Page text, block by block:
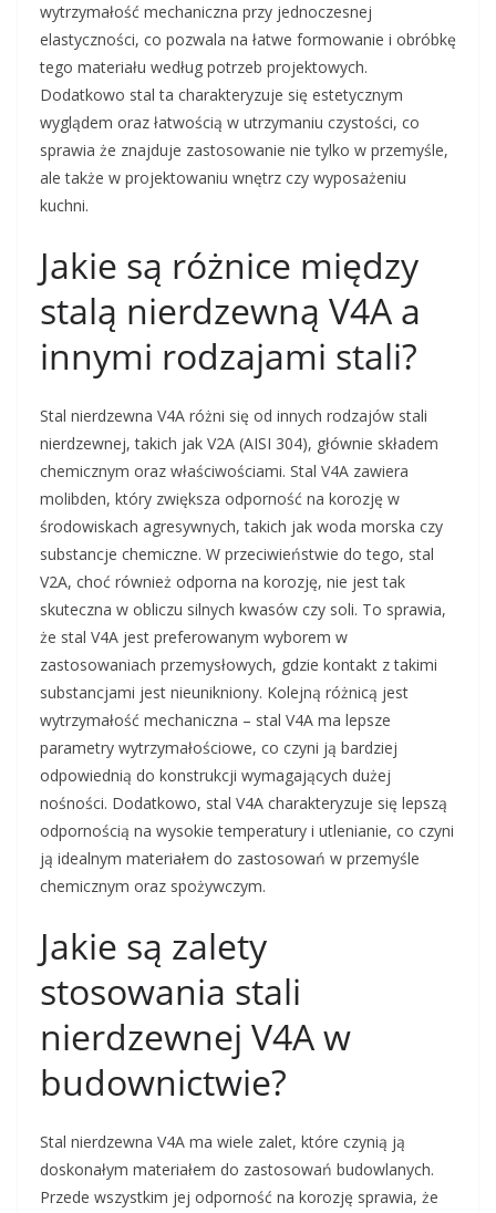
wytrzymałość mechaniczna przy jednoczesnej
elastyczności, co pozwala na łatwe formowanie i obróbkę
tego materiału według potrzeb projektowych.
Dodatkowo stal ta charakteryzuje się estetycznym
wyglądem oraz łatwością w utrzymaniu czystości, co
sprawia że znajduje zastosowanie nie tylko w przemyśle,
ale także w projektowaniu wnętrz czy wyposażeniu
kuchni.
Jakie są różnice między
stalą nierdzewną V4A a
innymi rodzajami stali?
Stal nierdzewna V4A różni się od innych rodzajów stali
nierdzewnej, takich jak V2A (AISI 304), głównie składem
chemicznym oraz właściwościami. Stal V4A zawiera
molibden, który zwiększa odporność na korozję w
środowiskach agresywnych, takich jak woda morska czy
substancje chemiczne. W przeciwieństwie do tego, stal
V2A, choć również odporna na korozję, nie jest tak
skuteczna w obliczu silnych kwasów czy soli. To sprawia,
że stal V4A jest preferowanym wyborem w
zastosowaniach przemysłowych, gdzie kontakt z takimi
substancjami jest nieunikniony. Kolejną różnicą jest
wytrzymałość mechaniczna – stal V4A ma lepsze
parametry wytrzymałościowe, co czyni ją bardziej
odpowiednią do konstrukcji wymagających dużej
nośności. Dodatkowo, stal V4A charakteryzuje się lepszą
odpornością na wysokie temperatury i utlenianie, co czyni
ją idealnym materiałem do zastosowań w przemyśle
chemicznym oraz spożywczym.
Jakie są zalety
stosowania stali
nierdzewnej V4A w
budownictwie?
Stal nierdzewna V4A ma wiele zalet, które czynią ją
doskonałym materiałem do zastosowań budowlanych.
Przede wszystkim jej odporność na korozję sprawia, że